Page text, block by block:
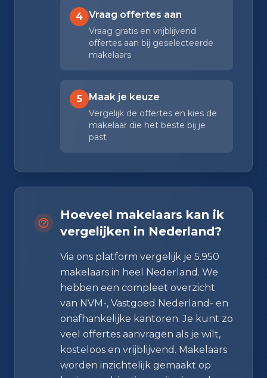
4 Vraag offertes aan
Vraag gratis en vrijblijvend
offertes aan bij geselecteerde
makelaars
5 Maak je keuze
Vergelijk de offertes en kies de
makelaar die het beste bij je
past
Hoeveel makelaars kan ik
vergelijken in Nederland?
Via ons platform vergelijk je 5.950
makelaars in heel Nederland. We
hebben een compleet overzicht
van NVM-, Vastgoed Nederland- en
onafhankelijke kantoren. Je kunt zo
veel offertes aanvragen als je wilt,
kosteloos en vrijblijvend. Makelaars
worden inzichtelijk gemaakt op